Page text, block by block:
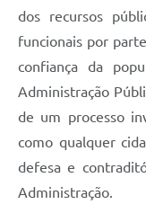
dos recursos
funcionais por
confiança da
Administração
de um processo
como qualquer
defesa e
Administração.